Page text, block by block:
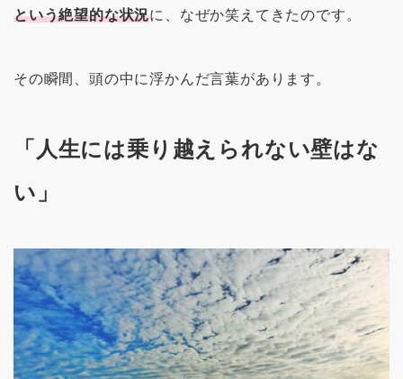
という絶望的な状況に、なぜか笑えてきたのです。
その瞬間、頭の中に浮かんだ言葉があります。
「人生には乗り越えられない壁はな
い」